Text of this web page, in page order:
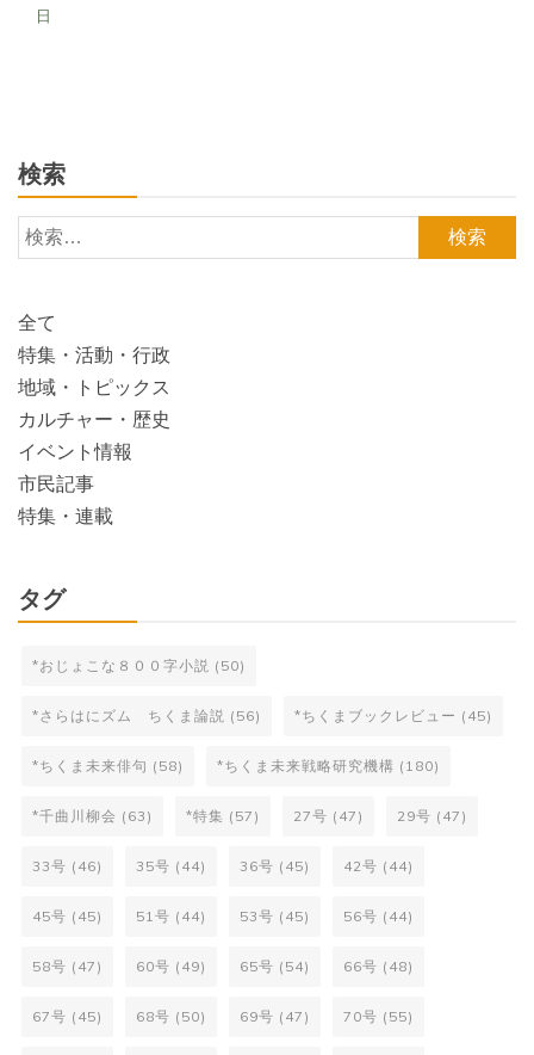
日
検索
検
索:
全て
特集・活動・行政
地域・トピックス
カルチャー・歴史
イベント情報
市民記事
特集・連載
タグ
*おじょこな８００字小説 (50)
*さらはにズム ちくま論説 (56) *ちくまブックレビュー (45)
*ちくま未来俳句 (58) *ちくま未来戦略研究機構 (180)
*千曲川柳会 (63) *特集 (57) 27号 (47) 29号 (47)
33号 (46) 35号 (44) 36号 (45) 42号 (44)
45号 (45) 51号 (44) 53号 (45) 56号 (44)
58号 (47) 60号 (49) 65号 (54) 66号 (48)
67号 (45) 68号 (50) 69号 (47) 70号 (55)